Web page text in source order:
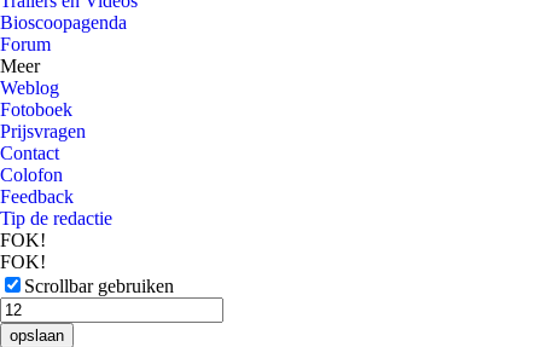
Bioscoopagenda
Forum
Meer
Weblog
Fotoboek
Prijsvragen
Contact
Colofon
Feedback
Tip de redactie
FOK!
FOK!
Scrollbar gebruiken
opslaan